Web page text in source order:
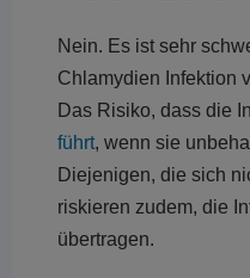
Nein. Es ist sehr
Chlamydien Infektion
Das Risiko, dass die
führt, wenn sie
Diejenigen, die sich
riskieren zudem, die
übertragen.